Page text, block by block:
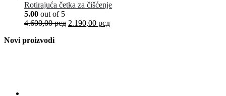
Rotirajuća četka za čišćenje
5.00 out of 5
4.600,00рсд 2.190,00 рсд
Novi proizvodi